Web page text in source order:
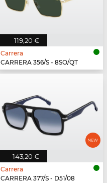
119,20 €
Carrera
CARRERA 356/S - 8SO/QT
143,20 €
Carrera
CARRERA 377/S - D51/08